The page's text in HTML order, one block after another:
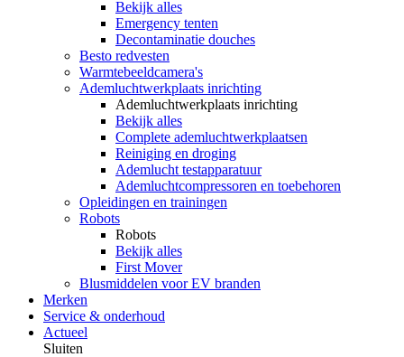
Bekijk alles
Emergency tenten
Decontaminatie douches
Besto redvesten
Warmtebeeldcamera's
Ademluchtwerkplaats inrichting
Ademluchtwerkplaats inrichting
Bekijk alles
Complete ademluchtwerkplaatsen
Reiniging en droging
Ademlucht testapparatuur
Ademluchtcompressoren en toebehoren
Opleidingen en trainingen
Robots
Robots
Bekijk alles
First Mover
Blusmiddelen voor EV branden
Merken
Service & onderhoud
Actueel
Sluiten